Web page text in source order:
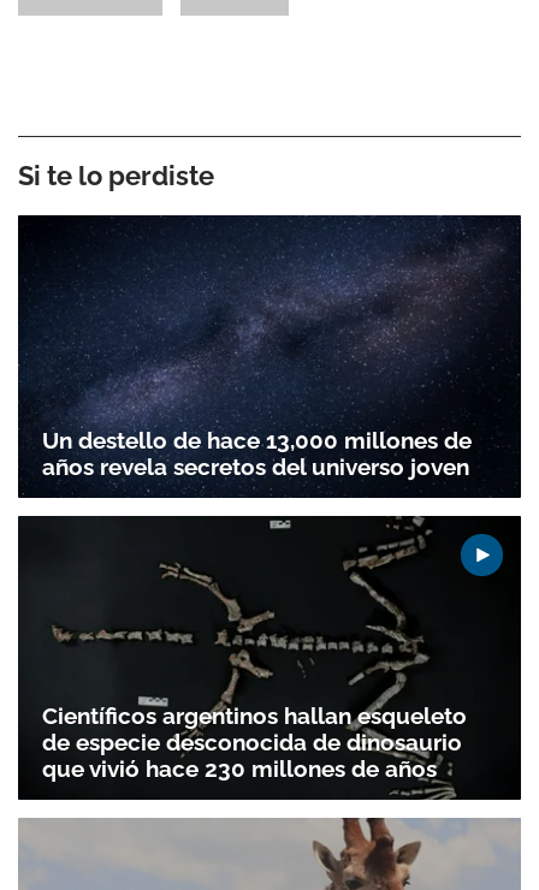
Si te lo perdiste
Un destello de hace 13,000 millones de
años revela secretos del universo joven
Científicos argentinos hallan esqueleto
de especie desconocida de dinosaurio
que vivió hace 230 millones de años